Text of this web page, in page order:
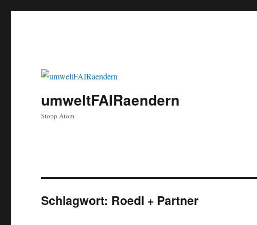
umweltFAIRaendern
Stopp Atom
Schlagwort: Roedl + Partner